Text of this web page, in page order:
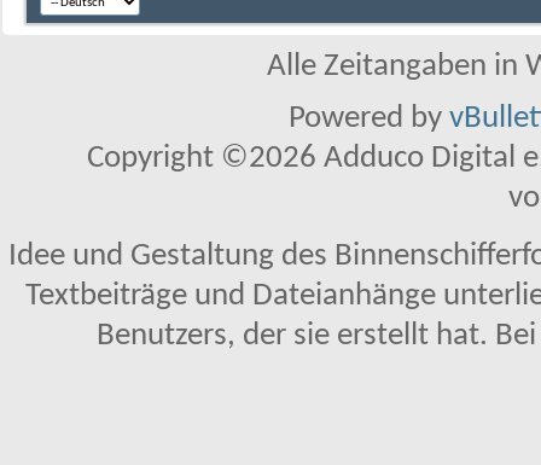
Alle Zeitangaben in
Powered by
Copyright ©2026 Adduco Digital
Idee und Gestaltung des
Textbeiträge und Dateianhänge
Benutzers, der sie erstellt hat.